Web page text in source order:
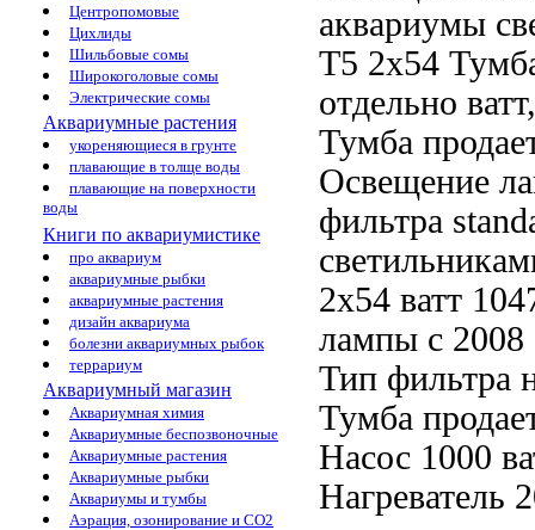
Центропомовые
Цихлиды
Шильбовые сомы
Широкоголовые сомы
Электрические сомы
Аквариумные растения
укореняющиеся в грунте
плавающие в толще воды
плавающие на поверхности
воды
Книги по аквариумистике
про аквариум
аквариумные рыбки
аквариумные растения
дизайн аквариума
болезни аквариумных рыбок
террариум
Аквариумный магазин
Аквариумная химия
Аквариумные беспозвоночные
Аквариумные растения
Аквариумные рыбки
Аквариумы и тумбы
Аэрация, озонирование и CO2
аквариумы
T5 2х54
отдельно
Тумба
Освещение
фильтра
2х54 ватт
лампы с 2008
Тип фильтра
Тумба
Насос 1000
Нагреватель